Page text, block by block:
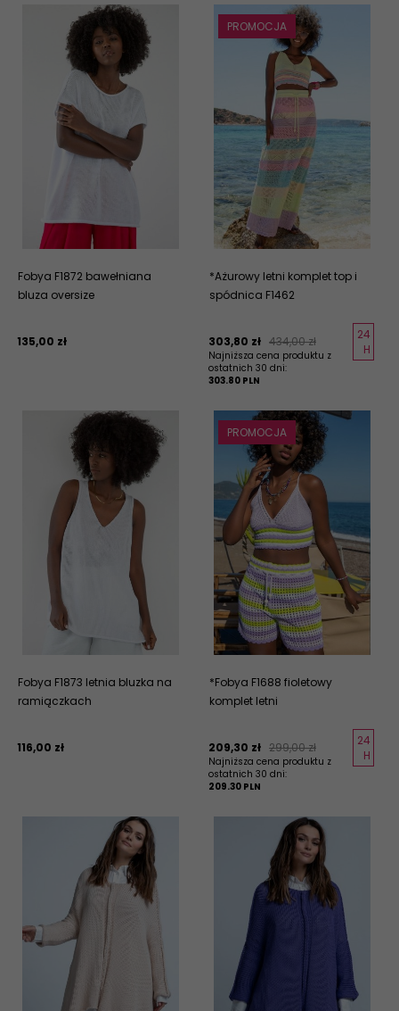
Fobya F1872 bawełniana
bluza oversize
135,00 zł
PROMOCJA
*Ażurowy letni komplet top i
spódnica F1462
303,80 zł 434,00 zł
Najniższa cena produktu z
ostatnich 30 dni:
303.80 PLN
24
H
Fobya F1873 letnia bluzka na
ramiączkach
116,00 zł
PROMOCJA
*Fobya F1688 fioletowy
komplet letni
209,30 zł 299,00 zł
Najniższa cena produktu z
ostatnich 30 dni:
209.30 PLN
24
H